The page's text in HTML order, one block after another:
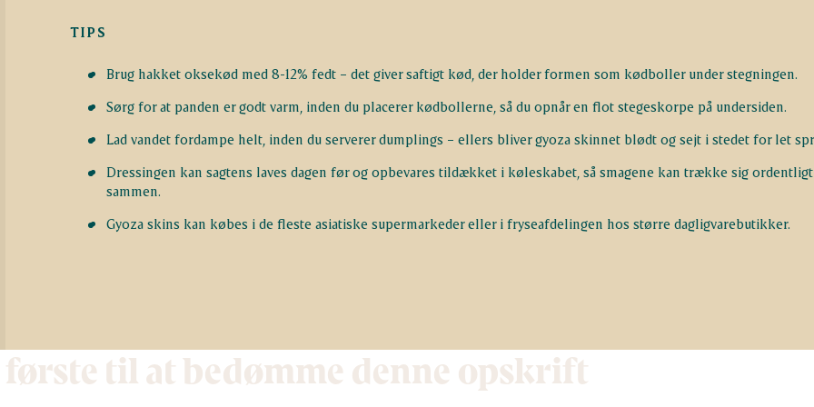
TIPS
Brug hakket oksekød med 8-12% fedt – det giver saftigt kød, der holder formen som kødboller under stegningen.
Sørg for at panden er godt varm, inden du placerer kødbollerne, så du opnår en flot stegeskorpe på undersiden.
Lad vandet fordampe helt, inden du serverer dumplings – ellers bliver gyoza skinnet blødt og sejt i stedet for let
Dressingen kan sagtens laves dagen før og opbevares tildækket i køleskabet, så smagene kan trække sig ordentligt
sammen.
Gyoza skins kan købes i de fleste asiatiske supermarkeder eller i fryseafdelingen hos større dagligvarebutikker.
til at bedømme denne opskrift